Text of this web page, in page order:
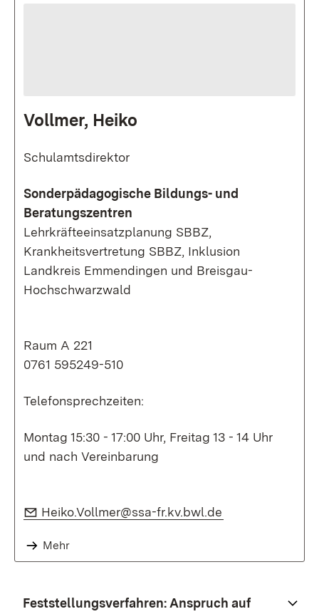
Vollmer, Heiko
Schulamtsdirektor
Sonderpädagogische Bildungs- und
Beratungszentren
Lehrkräfteeinsatzplanung SBBZ,
Krankheitsvertretung SBBZ, Inklusion
Landkreis Emmendingen und Breisgau-
Hochschwarzwald
Raum A 221
0761 595249-510
Telefonsprechzeiten:
Montag 15:30 - 17:00 Uhr, Freitag 13 - 14 Uhr
und nach Vereinbarung
E-Mail:
Heiko.Vollmer@ssa-fr.kv.bwl.de
Mehr
Feststellungsverfahren: Anspruch auf